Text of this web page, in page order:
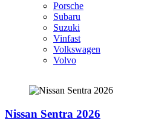
Porsche
Subaru
Suzuki
Vinfast
Volkswagen
Volvo
Nissan Sentra 2026